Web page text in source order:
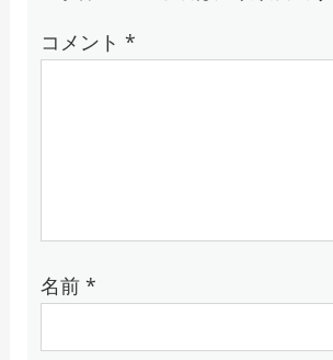
コメント *
名前 *